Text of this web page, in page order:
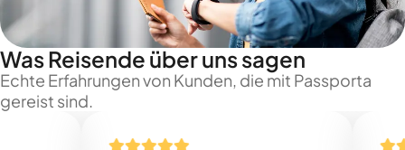
Was Reisende über uns sagen
Echte Erfahrungen von Kunden, die mit Passporta
gereist sind.